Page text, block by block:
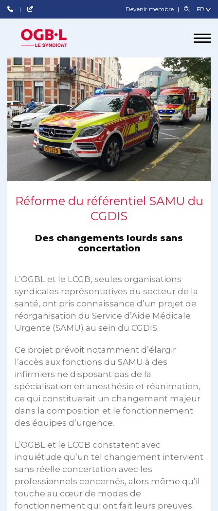
Devenir membre
Réforme du référentiel SAMU du
CGDIS
Des changements lourds sans
concertation
L’OGBL et le LCGB, seules organisations
syndicales représentatives du secteur de la
santé, ont pris connaissance d’un projet de
réorganisation du Service d’Aide Médicale
Urgente (SAMU) au sein du CGDIS.
Ce projet prévoit notamment d’élargir
l’accès aux fonctions du SAMU à des
infirmiers ne disposant pas de la
spécialisation en anesthésie et réanimation,
ce qui constituerait un changement majeur
dans la composition et le fonctionnement
des équipes d’urgence.
L’OGBL et le LCGB constatent avec
inquiétude qu’un tel changement intervient
sans réelle concertation avec les
professionnels concernés, alors même qu’il
touche au cœur de modes de
fonctionnement qui ont fait leurs preuves